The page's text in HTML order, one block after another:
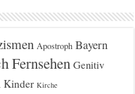
Apostroph Bayern
Fernsehen Genitiv
Kinder Kirche